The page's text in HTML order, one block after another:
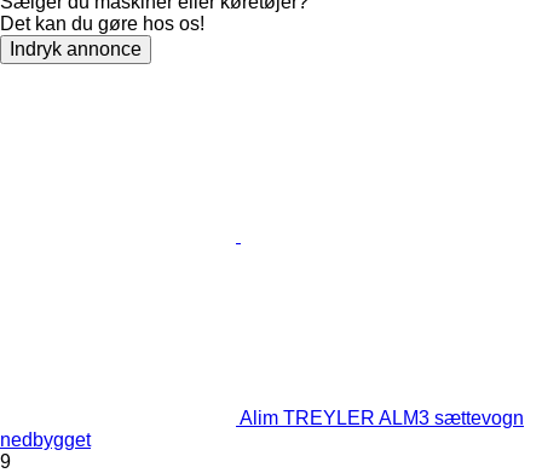
Det kan du gøre hos os!
Indryk annonce
Alim TREYLER ALM3 sættevogn
nedbygget
9